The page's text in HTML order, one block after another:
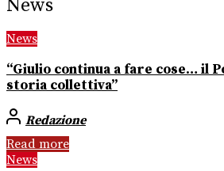
News
News
“Giulio continua a fare cose… il
storia collettiva”
Redazione
Read more
News